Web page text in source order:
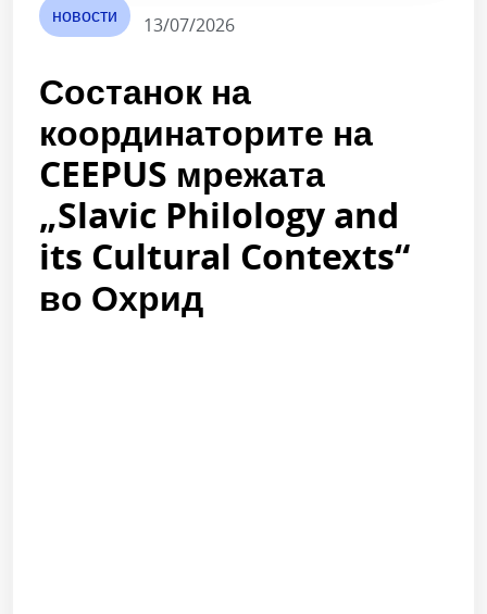
новости 13/07/2026
Состанок на
координаторите на
CEEPUS мрежата
„Slavic Philology and
its Cultural Contexts“
во Охрид